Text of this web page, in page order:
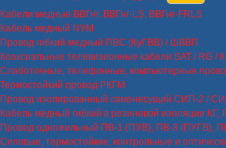
Кабели медные ВВГнг, ВВГнг-LS, ВВГнг-FRLS
Кабель медный NYM
Провод гибкий медный ПВС (КуГВВ) / ШВВП
Коаксиальные телевизионные кабели SAT / RG /
Слаботочные, телефонные, компьютерные
Термостойкий провод РКГМ
Провод изолированный самонесущий СИП-2 /
Кабель медный гибкий в резиновой изоляции
Провод одножильный ПВ-1 (ПУВ), ПВ-3 (ПУГВ),
Силовые, термостойкие, контрольные и